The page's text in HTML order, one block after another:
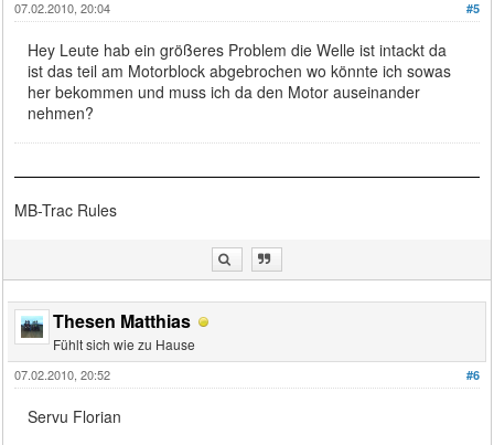
#5
07.02.2010, 20:04
Hey Leute hab ein größeres Problem die Welle ist intackt da
ist das teil am Motorblock abgebrochen wo könnte ich sowas
her bekommen und muss ich da den Motor auseinander
nehmen?
MB-Trac Rules
Thesen Matthias
Fühlt sich wie zu Hause
#6
07.02.2010, 20:52
Servu Florian